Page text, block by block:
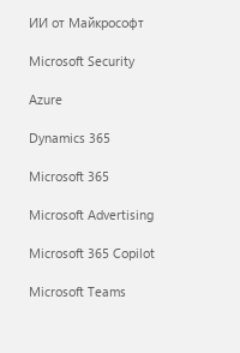
ИИ от Майкрософт
Microsoft Security
Azure
Dynamics 365
Microsoft 365
Microsoft Advertising
Microsoft 365 Copilot
Microsoft Teams